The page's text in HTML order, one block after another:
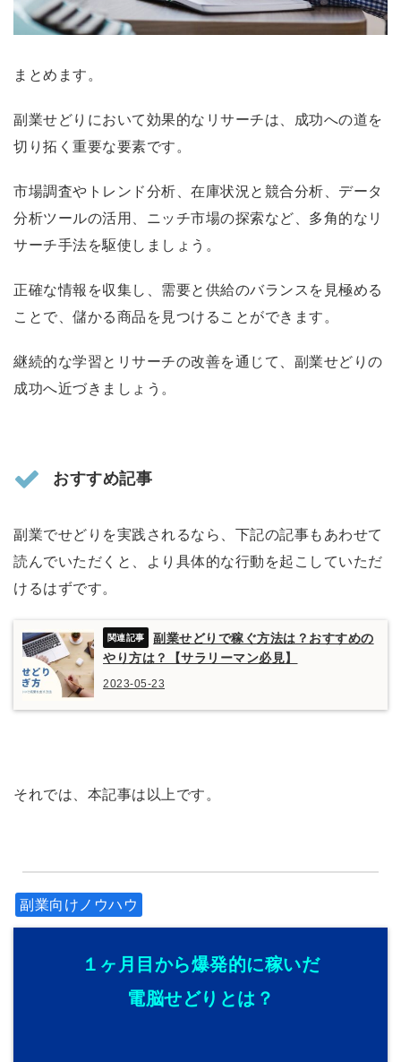
まとめます。
副業せどりにおいて効果的なリサーチは、成功への道を
切り拓く重要な要素です。
市場調査やトレンド分析、在庫状況と競合分析、データ
分析ツールの活用、ニッチ市場の探索など、多角的なリ
サーチ手法を駆使しましょう。
正確な情報を収集し、需要と供給のバランスを見極める
ことで、儲かる商品を見つけることができます。
継続的な学習とリサーチの改善を通じて、副業せどりの
成功へ近づきましょう。
おすすめ記事
副業でせどりを実践されるなら、下記の記事もあわせて
読んでいただくと、より具体的な行動を起こしていただ
けるはずです。
副業せどりで稼ぐ方法は？おすすめの
やり方は？【サラリーマン必見】
2023-05-23
それでは、本記事は以上です。
副業向けノウハウ
１ヶ月目から爆発的に稼いだ
電脳せどりとは？